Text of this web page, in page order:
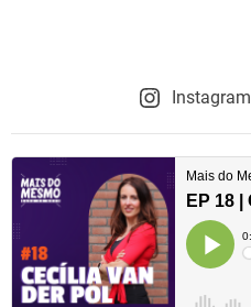
g
a
ç
ã
Instagram